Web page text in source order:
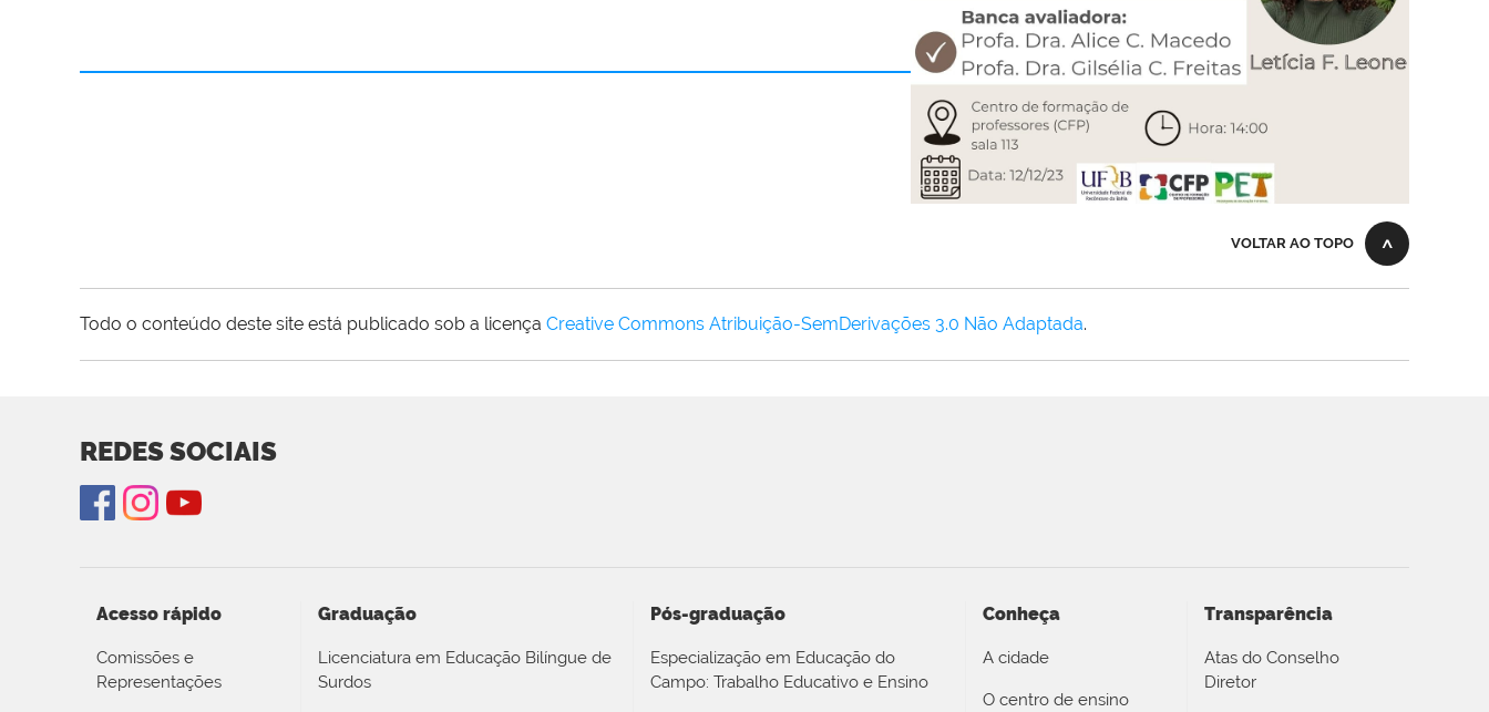
VOLTAR AO TOPO
Todo o conteúdo deste site está publicado sob a licença Creative Commons Atribuição-SemDerivações 3.0 Não Adaptada.
REDES SOCIAIS
Acesso rápido
Comissões e
Representações
Graduação
Licenciatura em Educação Bilíngue de
Surdos
Pós-graduação
Especialização em Educação do
Campo: Trabalho Educativo e Ensino
Conheça
A cidade
O centro de ensino
Transparência
Atas do Conselho
Diretor